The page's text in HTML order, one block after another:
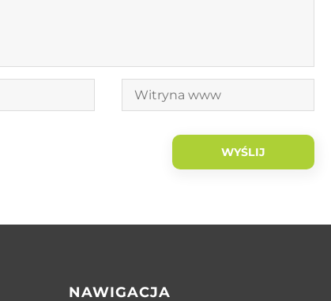
NAWIGACJA